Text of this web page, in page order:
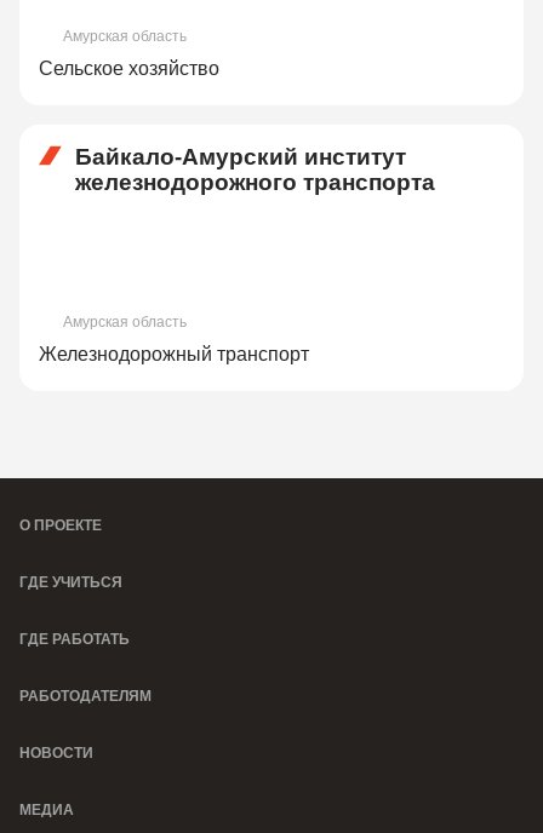
Амурская область
Сельское хозяйство
Байкало-Амурский институт
железнодорожного транспорта
Амурская область
Железнодорожный транспорт
О ПРОЕКТЕ
ГДЕ УЧИТЬСЯ
ГДЕ РАБОТАТЬ
РАБОТОДАТЕЛЯМ
НОВОСТИ
МЕДИА